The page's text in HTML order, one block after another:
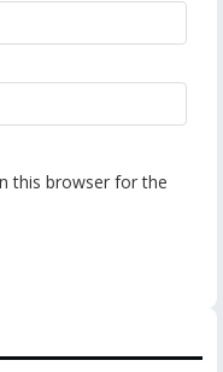
this browser for the